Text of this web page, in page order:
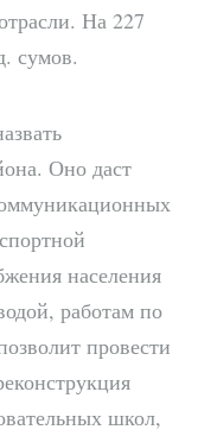
На 227
сумов.
Оно даст
населения
работам по
провести
школ,